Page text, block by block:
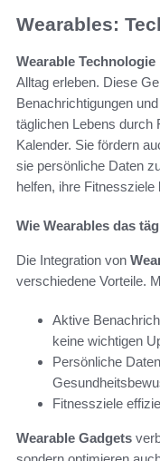
Wearables:
Wearable Technologie
Alltag erleben. Diese
Benachrichtigungen
täglichen Lebens durch
Kalender. Sie fördern
sie persönliche Daten
helfen, ihre
Wie Wearables das
Die Integration von
verschiedene Vorteile.
Aktive
keine wichtigen
Persönliche
Fitnessziele
Wearable Gadgets